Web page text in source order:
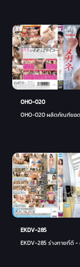
OHO-020
OHO-020 ผลิตภัณฑ์ยอด
EKDV-285
EKDV-285 ร่างกายที่ดี - ค